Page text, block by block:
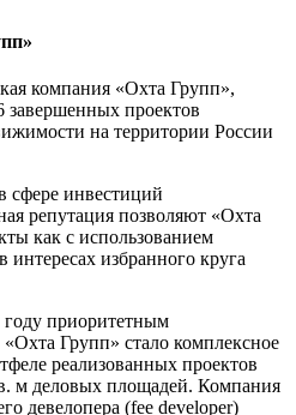
компания «Охта Групп»,
завершенных проектов
на территории России
сфере инвестиций
репутация позволяют «Охта
как с использованием
интересах избранного круга
году приоритетным
Групп» стало комплексное
реализованных проектов
м деловых площадей. Компания
девелопера (fee developer)